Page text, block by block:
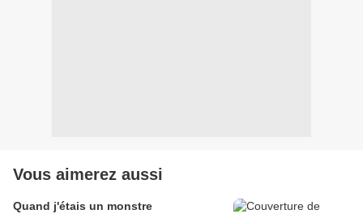
Vous aimerez aussi
Quand j'étais un monstre